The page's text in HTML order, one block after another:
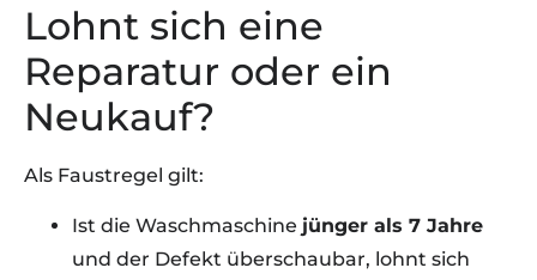
Lohnt sich eine
Reparatur oder ein
Neukauf?
Als Faustregel gilt:
Ist die Waschmaschine jünger als 7 Jahre
und der Defekt überschaubar, lohnt sich